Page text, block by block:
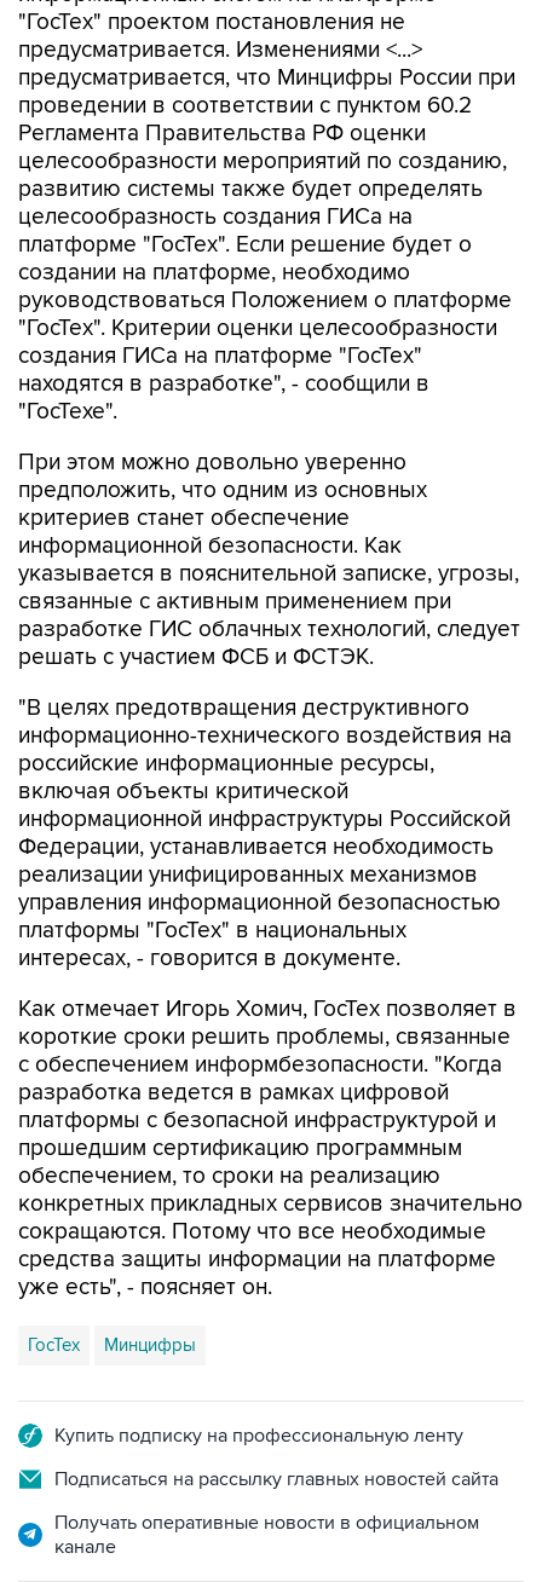
"ГосТех" проектом постановления не
предусматривается. Изменениями <...>
предусматривается, что Минцифры России при
проведении в соответствии с пунктом 60.2
Регламента Правительства РФ оценки
целесообразности мероприятий по созданию,
развитию системы также будет определять
целесообразность создания ГИСа на
платформе "ГосТех". Если решение будет о
создании на платформе, необходимо
руководствоваться Положением о платформе
"ГосТех". Критерии оценки целесообразности
создания ГИСа на платформе "ГосТех"
находятся в разработке", - сообщили в
"ГосТехе".
При этом можно довольно уверенно
предположить, что одним из основных
критериев станет обеспечение
информационной безопасности. Как
указывается в пояснительной записке, угрозы,
связанные с активным применением при
разработке ГИС облачных технологий, следует
решать с участием ФСБ и ФСТЭК.
"В целях предотвращения деструктивного
информационно-технического воздействия на
российские информационные ресурсы,
включая объекты критической
информационной инфраструктуры Российской
Федерации, устанавливается необходимость
реализации унифицированных механизмов
управления информационной безопасностью
платформы "ГосТех" в национальных
интересах, - говорится в документе.
Как отмечает Игорь Хомич, ГосТех позволяет в
короткие сроки решить проблемы, связанные
с обеспечением информбезопасности. "Когда
разработка ведется в рамках цифровой
платформы с безопасной инфраструктурой и
прошедшим сертификацию программным
обеспечением, то сроки на реализацию
конкретных прикладных сервисов значительно
сокращаются. Потому что все необходимые
средства защиты информации на платформе
уже есть", - поясняет он.
ГосТех Минцифры
Купить подписку на профессиональную ленту
Подписаться на рассылку главных новостей сайта
Получать оперативные новости в официальном
канале